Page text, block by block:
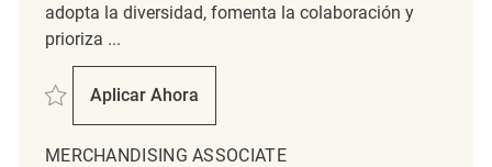
adopta la diversidad, fomenta la colaboración y
prioriza ...
Salvar Merchandising Coordinator REQ130759
Aplicar Ahora
Merchandising Coordinator
MERCHANDISING ASSOCIATE